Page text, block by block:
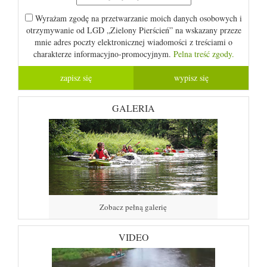
Wyrażam zgodę na przetwarzanie moich danych osobowych i
otrzymywanie od LGD „Zielony Pierścień” na wskazany przeze
mnie adres poczty elektronicznej wiadomości z treściami o
charakterze informacyjno-promocyjnym. Pelna treść zgody.
GALERIA
Zobacz pełną galerię
VIDEO